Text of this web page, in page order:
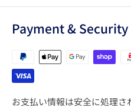
Payment & Security
お支払い情報は安全に処理